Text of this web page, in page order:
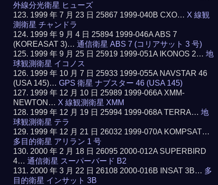
外線分光衛星 ヒューズ
1999 年 7 月 23 日 25867 1999-040B CXO… X 線観
測衛星 チャンドラ
1999 年 9 月 4 日 25894 1999-046A ABS 7
(KOREASAT 3)…通信衛星 ABS 7 (コリアサット 3 号)
1999 年 9 月 25 日 25919 1999-051A IKONOS 2…地
球観測衛星 イコノス
1999 年 10 月 7 日 25933 1999-055A NAVSTAR 46
(USA 145)…GPS 衛星 ナブスター 46 (USA 145)
1999 年 12 月 10 日 25989 1999-066A XMM-
NEWTON… X 線観測衛星 XMM
1999 年 12 月 19 日 25994 1999-068A TERRA…地
球観測衛星 テラ
1999 年 12 月 21 日 26032 1999-070A KOMPSAT…
多目的衛星 アリラン 1 号
2000 年 2 月 18 日 26095 2000-012A SUPERBIRD
4…通信衛星 スーパーバード B2
2000 年 3 月 22 日 26108 2000-016B INSAT 3B… 多
目的衛星 インサット 3B